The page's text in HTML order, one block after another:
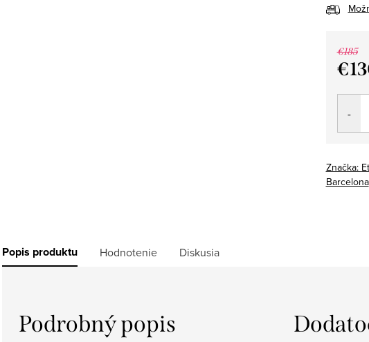
€185
Značka:
Barcelona
Popis produktu Hodnotenie Diskusia
Podrobný popis